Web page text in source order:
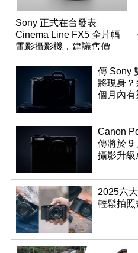
Sony 正式在台發表
Cinema Line FX5 全片幅
電影攝影機，建議售價
NT$144,980
傳 Sony
將現身
個月內有
Canon
傳將於 9
攝影升
2025六
輕鬆拍照